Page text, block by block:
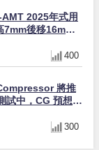
AMT 2025年式用
後移16mm
400
將推
試中，CG 預想曝
300